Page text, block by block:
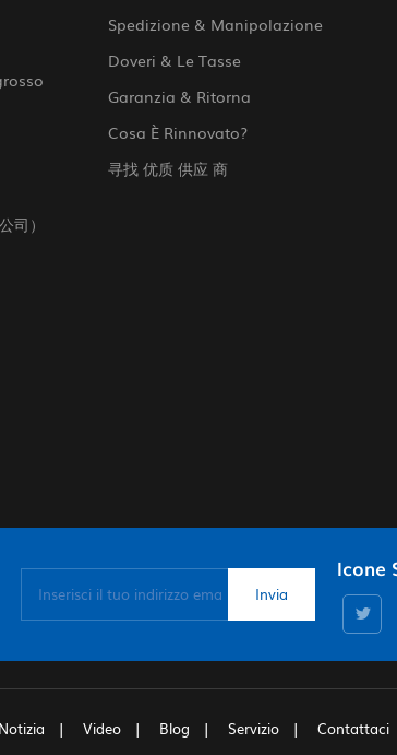
司）
Spedizione & Manipolazione
Doveri & Le Tasse
Garanzia & Ritorna
Cosa È Rinnovato?
寻找 优质 供应 商
Icone
Notizia Video Blog Servizio Contattaci